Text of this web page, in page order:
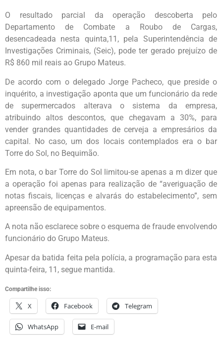
O resultado parcial da operação descoberta pelo
Departamento de Combate a Roubo de Cargas,
desencadeada nesta quinta,11, pela Superintendência de
Investigações Criminais, (Seic), pode ter gerado prejuízo de
R$ 860 mil reais ao Grupo Mateus.
De acordo com o delegado Jorge Pacheco, que preside o
inquérito, a investigação aponta que um funcionário da rede
de supermercados alterava o sistema da empresa,
atribuindo altos descontos, que chegavam a 30%, para
vender grandes quantidades de cerveja a empresários da
capital. No caso, um dos locais contemplados era o bar
Torre do Sol, no Bequimão.
Em nota, o bar Torre do Sol limitou-se apenas a m dizer que
a operação foi apenas para realização de “averiguação de
notas fiscais, licenças e alvarás do estabelecimento”, sem
apreensão de equipamentos.
A nota não esclarece sobre o esquema de fraude envolvendo
funcionário do Grupo Mateus.
Apesar da batida feita pela polícia, a programação para esta
quinta-feira, 11, segue mantida.
Compartilhe isso:
X Facebook Telegram
WhatsApp E-mail